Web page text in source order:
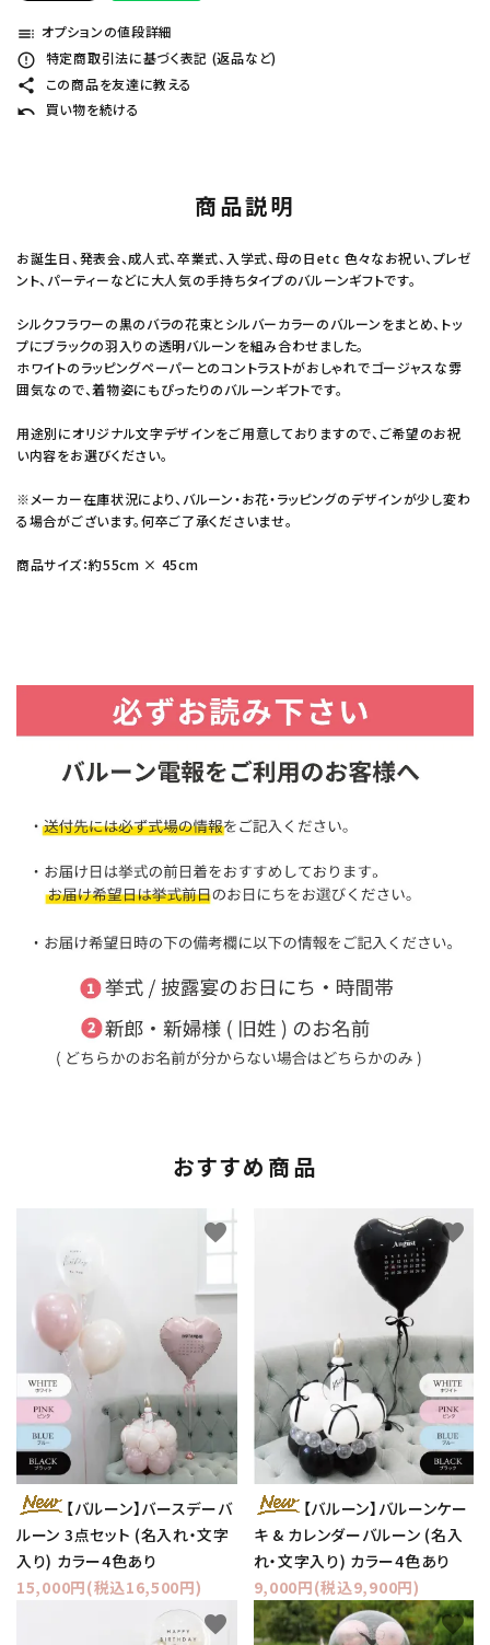
toc オプションの値段詳細
error_outline 特定商取引法に基づく表記 (返品など)
share この商品を友達に教える
undo 買い物を続ける
商品説明
お誕生日、発表会、成人式、卒業式、入学式、母の日etc 色々なお祝い、プレゼ
ント、パーティーなどに大人気の手持ちタイプのバルーンギフトです。
シルクフラワーの黒のバラの花束とシルバーカラーのバルーンをまとめ、トッ
プにブラックの羽入りの透明バルーンを組み合わせました。
ホワイトのラッピングペーパーとのコントラストがおしゃれでゴージャスな雰
囲気なので、着物姿にもぴったりのバルーンギフトです。
用途別にオリジナル文字デザインをご用意しておりますので、ご希望のお祝
い内容をお選びください。
※メーカー在庫状況により、バルーン・お花・ラッピングのデザインが少し変わ
る場合がございます。何卒ご了承くださいませ。
商品サイズ：約55cm × 45cm
おすすめ商品
【バルーン】バースデーバ
ルーン 3点セット (名入れ・文字
入り) カラー4色あり
15,000円(税込16,500円)
favorite
【バルーン】バルーンケー
キ & カレンダーバルーン (名入
れ・文字入り) カラー4色あり
9,000円(税込9,900円)
favorite
favorite favorite